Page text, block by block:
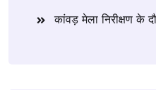
कांवड़ मेला निरीक्षण के